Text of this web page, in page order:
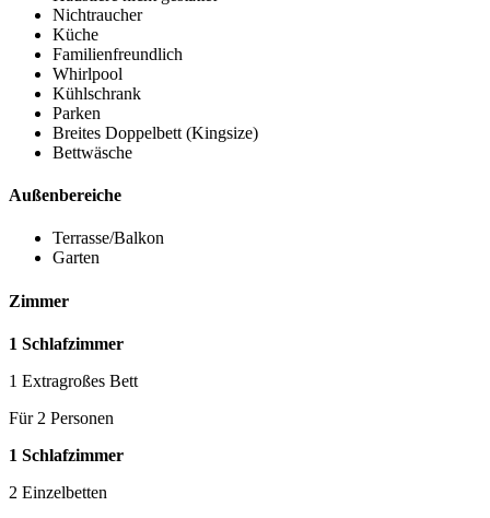
Nichtraucher
Küche
Familienfreundlich
Whirlpool
Kühlschrank
Parken
Breites Doppelbett (Kingsize)
Bettwäsche
Außenbereiche
Terrasse/Balkon
Garten
Zimmer
1 Schlafzimmer
1 Extragroßes Bett
Für 2 Personen
1 Schlafzimmer
2 Einzelbetten